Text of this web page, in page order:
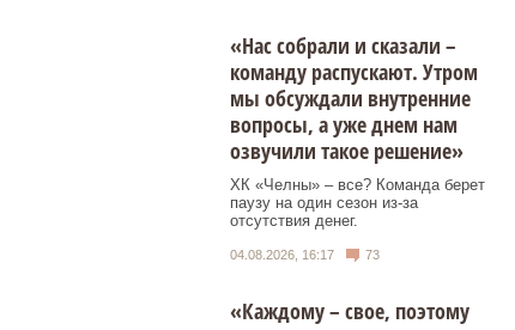
«Нас собрали и сказали –
команду распускают. Утром
мы обсуждали внутренние
вопросы, а уже днем нам
озвучили такое решение»
ХК «Челны» – все? Команда берет
паузу на один сезон из-за
отсутствия денег.
04.08.2026, 16:17 73
«Каждому – свое, поэтому